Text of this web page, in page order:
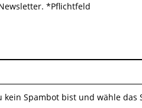
*Pflichtfeld
kein Spambot bist und wähle das